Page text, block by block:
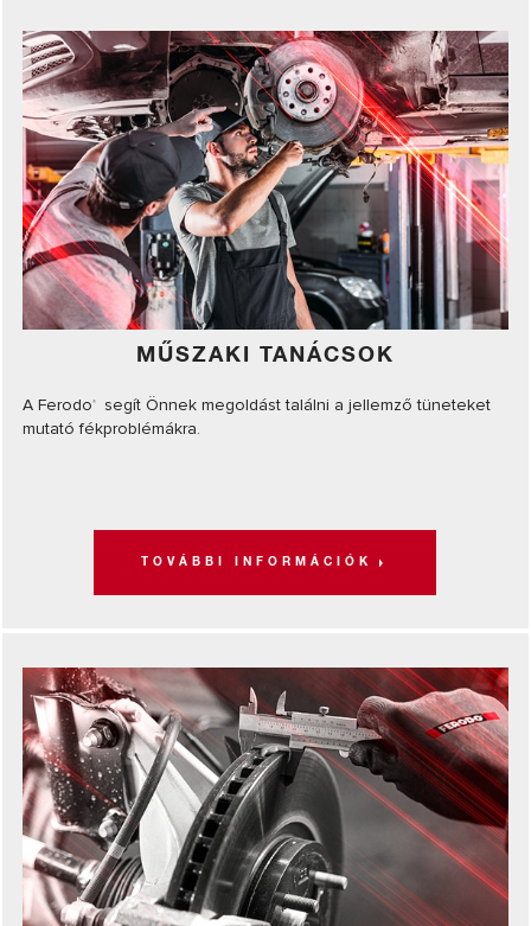
MŰSZAKI TANÁCSOK
A Ferodo®
segít Önnek megoldást találni a jellemző tüneteket
mutató fékproblémákra.
TOVÁBBI INFORMÁCIÓK